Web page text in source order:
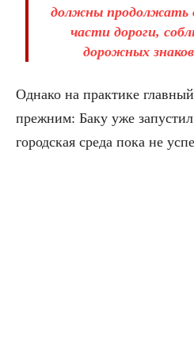
должны продолжать
части дороги,
дорожных
Однако на практике
прежним: Баку уже
городская среда пока не